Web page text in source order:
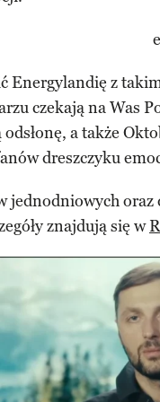
Energylandię z
czekają na Was
a także
dreszczyku
jednodniowych oraz
znajdują się w